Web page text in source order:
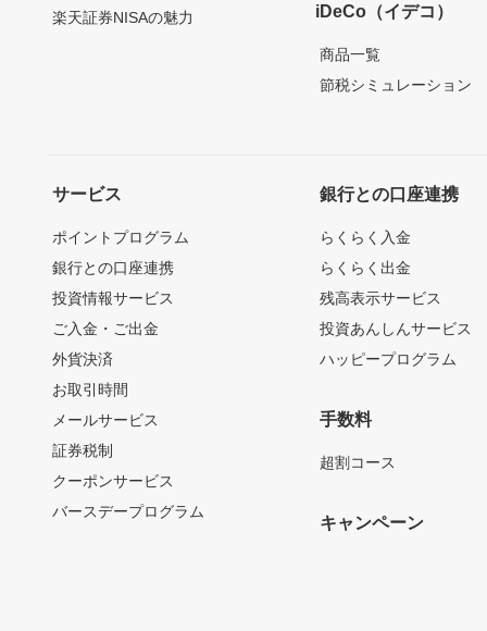
楽天証券NISAの魅力
iDeCo（イデコ）
商品一覧
節税シミュレーション
サービス
ポイントプログラム
銀行との口座連携
投資情報サービス
ご入金・ご出金
外貨決済
お取引時間
メールサービス
証券税制
クーポンサービス
バースデープログラム
銀行との口座連携
らくらく入金
らくらく出金
残高表示サービス
投資あんしんサービス
ハッピープログラム
手数料
超割コース
キャンペーン